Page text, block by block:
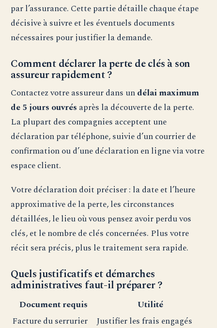
par l’assurance. Cette partie détaille chaque étape
décisive à suivre et les éventuels documents
nécessaires pour justifier la demande.
Comment déclarer la perte de clés à son
assureur rapidement ?
Contactez votre assureur dans undélai maximum
de 5 jours ouvrés après la découverte de la perte.
La plupart des compagnies acceptent une
déclaration par téléphone, suivie d’un courrier de
confirmation ou d’une déclaration en ligne via votre
espace client.
Votre déclaration doit préciser : la date et l’heure
approximative de la perte, les circonstances
détaillées, le lieu où vous pensez avoir perdu vos
clés, et le nombre de clés concernées. Plus votre
récit sera précis, plus le traitement sera rapide.
Quels justificatifs et démarches
administratives faut-il préparer ?
Document requis
Utilité
Facture du serrurier
Justifier les frais engagés